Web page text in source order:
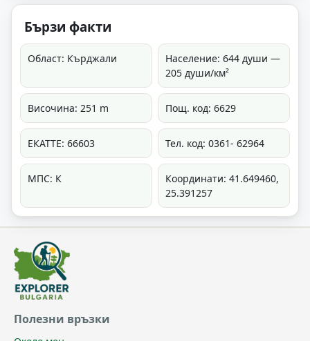
Бързи факти
Област: Кърджали
Население: 644 души —
205 души/км²
Височина: 251 m Пощ. код: 6629
ЕКАТТЕ: 66603 Тел. код: 0361- 62964
МПС: К
Координати: 41.649460,
25.391257
Полезни връзки